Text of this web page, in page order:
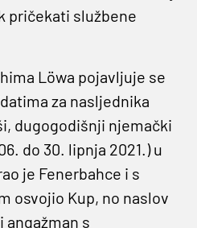
pričekati službene
Löwa pojavljuje se
za nasljednika
dugogodišnji njemački
do 30. lipnja 2021.) u
je Fenerbahce i s
osvojio Kup, no naslov
angažman s